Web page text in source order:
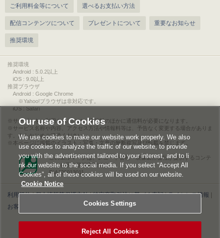
ご利用料金等について 選べるお支払い方法
配信コンテンツについて プレゼントについて 重要なお知らせ
推奨環境
推奨環境
Android : 5.0.2以上
iOS : 9.0以上
推奨ブラウザ
Android : Google Chrome
※Yahoo!ブラウザは非対応です。
iOS : Safari
サービスをご利用されるには、情報料のほかに通信料が必要になります。
サービス名称や内容、アクセス方法や情報料等は、予告なく変更する場合がありま
す。あらかじめご了承ください。
本ページに掲載のイラスト・写真・文章の無断複写及び転載を禁じます。
このエルマークは、レコード会社・映像製作会社が提供するコンテ
ンツを示す登録商標です。
RIAJ00013011
利用規約|個人情報等保護方針|特定商取引法に基づく表記|ライセンス情報
お客様情報の外部送信について|Cookies Settings
Our use of Cookies
We use cookies to make our website work properly. We also
use cookies to analyze the traffic of our website, to provide
you with the advertisement tailored to your interest, and to li
nk our website to the social media. If you select “Accept All
Cookies”, all of these cookies will be used on our website.
Cookie Notice
Cookies Settings
Reject All Cookies